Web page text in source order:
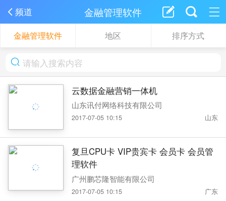
频道 金融管理软件
金融管理软件 地区 排序方式
云数据金融营销一体机
山东讯付网络科技有限公司
2017-07-05 10:15 山东
复旦CPU卡 VIP贵宾卡 会员卡 会员管
理软件
广州鹏芯隆智能有限公司
2017-07-05 10:15 广东